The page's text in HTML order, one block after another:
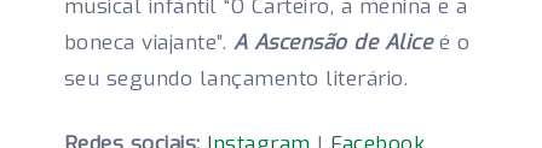
musical infantil “O Carteiro, a menina e a
boneca viajante”. A Ascensão de Aliceé o
seu segundo lançamento literário.